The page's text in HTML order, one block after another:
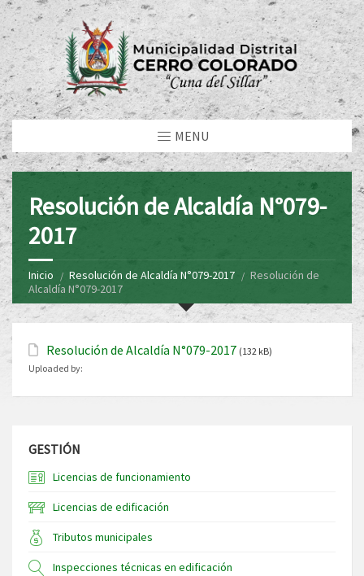
MENU
Resolución de Alcaldía N°079-
2017
Inicio Resolución de Alcaldía N°079-2017
Resolución de
Alcaldía N°079-2017
Resolución de Alcaldía N°079-2017 (132 kB)
Uploaded by:
GESTIÓN
Licencias de funcionamiento
Licencias de edificación
Tributos municipales
Inspecciones técnicas en edificación